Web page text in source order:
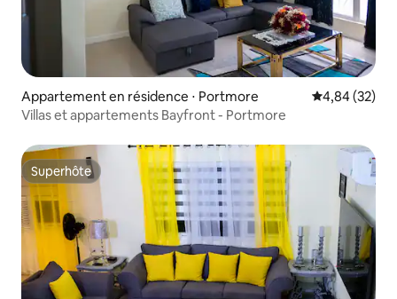
Appartement en résidence ⋅ Portmore Évaluation
4,84 (32)
Villas et appartements Bayfront - Portmore
Superhôte
Superhôte